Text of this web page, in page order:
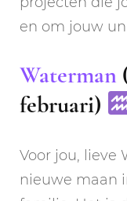
en om jouw
Waterman
februari)
Voor jou, lieve
nieuwe maan